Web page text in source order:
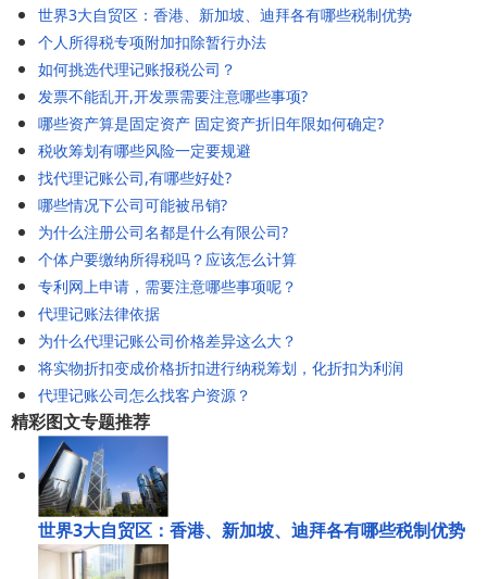
世界3大自贸区：香港、新加坡、迪拜各有哪些税制优势
个人所得税专项附加扣除暂行办法
如何挑选代理记账报税公司？
发票不能乱开,开发票需要注意哪些事项?
哪些资产算是固定资产 固定资产折旧年限如何确定?
税收筹划有哪些风险一定要规避
找代理记账公司,有哪些好处?
哪些情况下公司可能被吊销?
为什么注册公司名都是什么有限公司?
个体户要缴纳所得税吗？应该怎么计算
专利网上申请，需要注意哪些事项呢？
代理记账法律依据
为什么代理记账公司价格差异这么大？
将实物折扣变成价格折扣进行纳税筹划，化折扣为利润
代理记账公司怎么找客户资源？
精彩图文专题推荐
世界3大自贸区：香港、新加坡、迪拜各有哪些税制优势